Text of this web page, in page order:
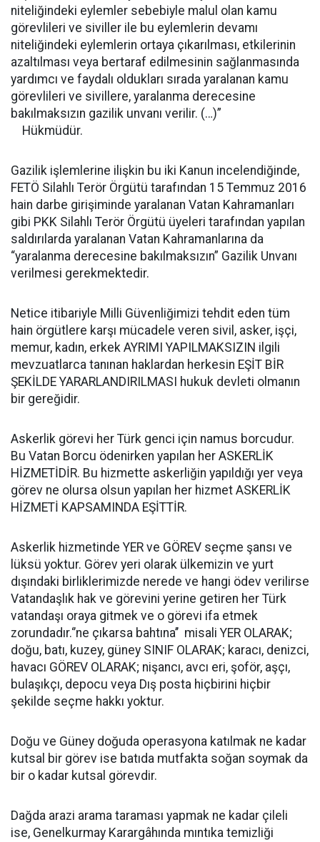
niteliğindeki eylemler sebebiyle malul olan kamu
görevlileri ve siviller ile bu eylemlerin devamı
niteliğindeki eylemlerin ortaya çıkarılması, etkilerinin
azaltılması veya bertaraf edilmesinin sağlanmasında
yardımcı ve faydalı oldukları sırada yaralanan kamu
görevlileri ve sivillere, yaralanma derecesine
bakılmaksızın gazilik unvanı verilir. (…)”
Hükmüdür.
Gazilik işlemlerine ilişkin bu iki Kanun incelendiğinde,
FETÖ Silahlı Terör Örgütü tarafından 15 Temmuz 2016
hain darbe girişiminde yaralanan Vatan Kahramanları
gibi PKK Silahlı Terör Örgütü üyeleri tarafından yapılan
saldırılarda yaralanan Vatan Kahramanlarına da
“yaralanma derecesine bakılmaksızın” Gazilik Unvanı
verilmesi gerekmektedir.
Netice itibariyle Milli Güvenliğimizi tehdit eden tüm
hain örgütlere karşı mücadele veren sivil, asker, işçi,
memur, kadın, erkek AYRIMI YAPILMAKSIZIN ilgili
mevzuatlarca tanınan haklardan herkesin EŞİT BİR
ŞEKİLDE YARARLANDIRILMASI hukuk devleti olmanın
bir gereğidir.
Askerlik görevi her Türk genci için namus borcudur.
Bu Vatan Borcu ödenirken yapılan her ASKERLİK
HİZMETİDİR. Bu hizmette askerliğin yapıldığı yer veya
görev ne olursa olsun yapılan her hizmet ASKERLİK
HİZMETİ KAPSAMINDA EŞİTTİR.
Askerlik hizmetinde YER ve GÖREV seçme şansı ve
lüksü yoktur. Görev yeri olarak ülkemizin ve yurt
dışındaki birliklerimizde nerede ve hangi ödev verilirse
Vatandaşlık hak ve görevini yerine getiren her Türk
vatandaşı oraya gitmek ve o görevi ifa etmek
zorundadır.‘’ne çıkarsa bahtına’’ misali YER OLARAK;
doğu, batı, kuzey, güney SINIF OLARAK; karacı, denizci,
havacı GÖREV OLARAK; nişancı, avcı eri, şoför, aşçı,
bulaşıkçı, depocu veya Dış posta hiçbirini hiçbir
şekilde seçme hakkı yoktur.
Doğu ve Güney doğuda operasyona katılmak ne kadar
kutsal bir görev ise batıda mutfakta soğan soymak da
bir o kadar kutsal görevdir.
Dağda arazi arama taraması yapmak ne kadar çileli
ise, Genelkurmay Karargâhında mıntıka temizliği